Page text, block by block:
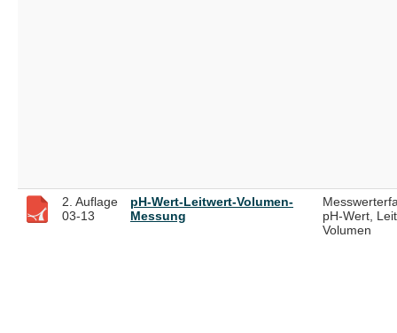
2. Auflage
03-13
pH-Wert-Leitwert-Volumen-
Messung
pH-Wert,
Volumen